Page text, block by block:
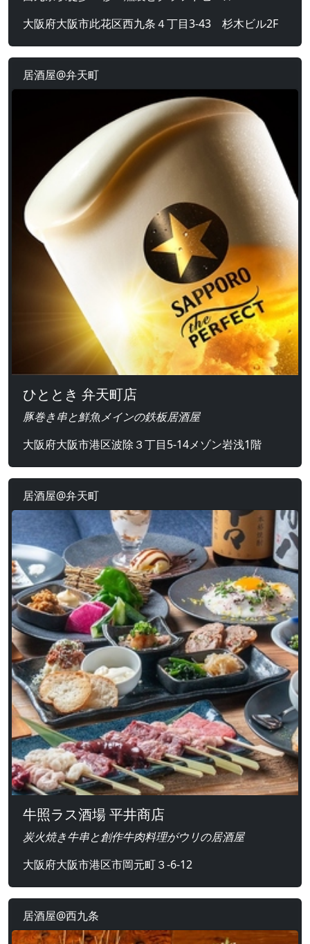
大阪府大阪市此花区西九条４丁目3-43 杉木ビル2F
居酒屋@弁天町
ひととき 弁天町店
豚巻き串と鮮魚メインの鉄板居酒屋
大阪府大阪市港区波除３丁目5-14メゾン岩浅1階
居酒屋@弁天町
牛照ラス酒場 平井商店
炭火焼き牛串と創作牛肉料理がウリの居酒屋
大阪府大阪市港区市岡元町３-6-12
居酒屋@西九条